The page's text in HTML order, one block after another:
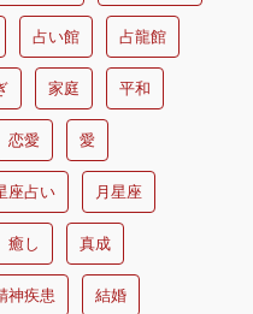
占い館 占龍館
家庭 平和
恋愛 愛
座占い 月星座
癒し 真成
神疾患 結婚